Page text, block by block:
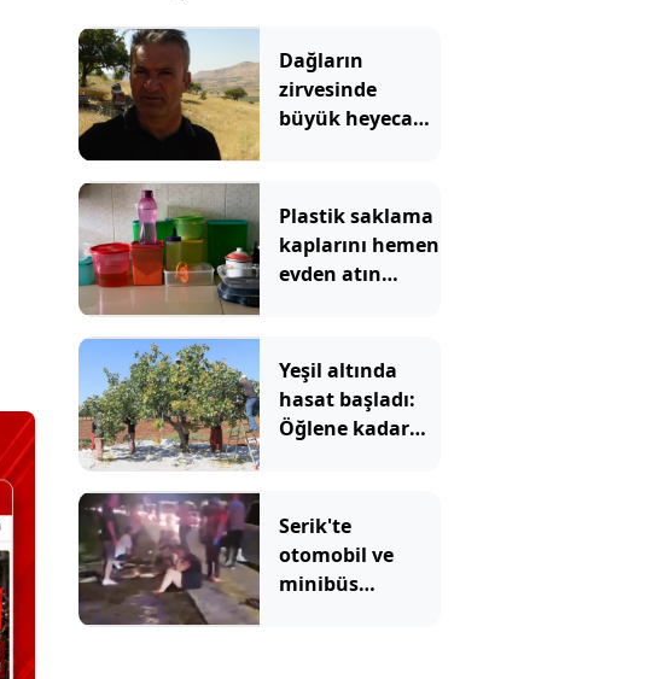
Dağların
zirvesinde
büyük heyecan
bekleniyor
Plastik saklama
kaplarını hemen
evden atın
Yeşil altında
hasat başladı:
Öğlene kadar
Serik'te
otomobil ve
minibüs